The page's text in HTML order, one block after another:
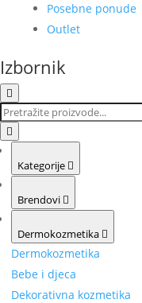
Posebne ponude
Outlet
Izbornik
Kategorije
Brendovi
Dermokozmetika
Dermokozmetika
Bebe i djeca
Dekorativna kozmetika